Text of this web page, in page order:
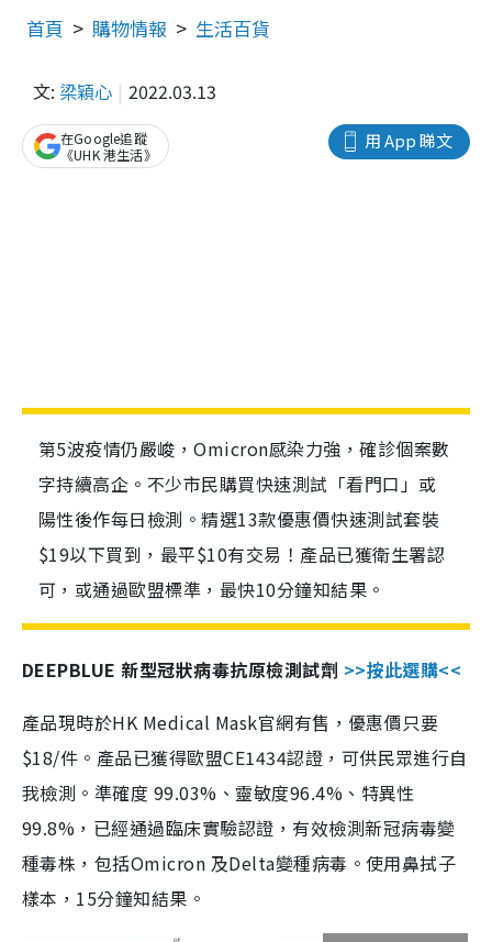
首頁 購物情報 生活百貨
文: 梁穎心 2022.03.13
用 App 睇文
在Google追蹤
《UHK 港生活》
第5波疫情仍嚴峻，Omicron感染力強，確診個案數
字持續高企。不少市民購買快速測試「看門口」或
陽性後作每日檢測。精選13款優惠價快速測試套裝
$19以下買到，最平$10有交易！產品已獲衛生署認
可，或通過歐盟標準，最快10分鐘知結果。
DEEPBLUE 新型冠狀病毒抗原檢測試劑 >>按此選購<<
產品現時於HK Medical Mask官網有售，優惠價只要
$18/件。產品已獲得歐盟CE1434認證，可供民眾進行自
我檢測。準確度 99.03%、靈敏度96.4%、特異性
99.8%，已經通過臨床實驗認證，有效檢測新冠病毒變
種毒株，包括Omicron 及Delta變種病毒。使用鼻拭子
樣本，15分鐘知結果。